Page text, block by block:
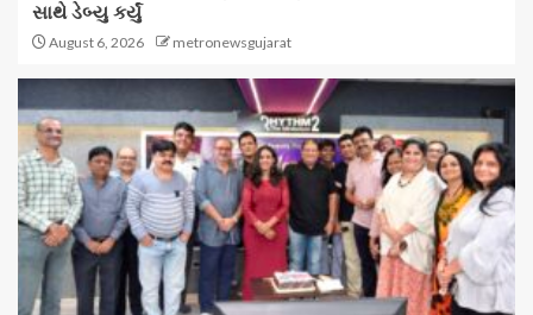
સાથે ડેબ્યુ કર્યું
August 6, 2026 metronewsgujarat